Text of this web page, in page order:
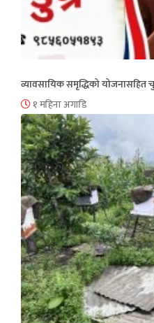
व्यावसायिक समृद्धिको योजनासहित
१ महिना अगाडि